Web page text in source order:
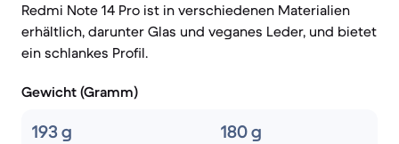
Redmi Note 14 Pro ist in verschiedenen Materialien
erhältlich, darunter Glas und veganes Leder, und bietet
ein schlankes Profil.
Gewicht (Gramm)
193 g 180 g